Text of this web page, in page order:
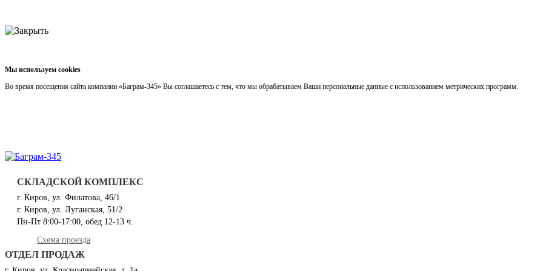
Мы используем cookies
Во время посещения сайта компании «Баграм-345» Вы соглашаетесь с тем, что мы обрабатываем Ваши персональные данные с использованием метрических программ.
СКЛАДСКОЙ КОМПЛЕКС
г. Киров, ул. Филатова, 46/1
г. Киров, ул. Луганская, 51/2
Пн-Пт 8:00-17:00, обед 12-13 ч.
Схема проезда
ОТДЕЛ ПРОДАЖ